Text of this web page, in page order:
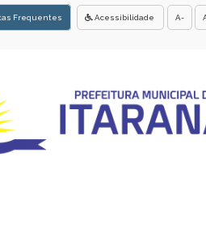
Frequentes Acessibilidade A-